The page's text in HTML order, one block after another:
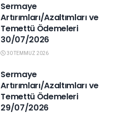
Sermaye
Artırımları/Azaltımları ve
Temettü Ödemeleri
30/07/2026
30 TEMMUZ 2026
Sermaye
Artırımları/Azaltımları ve
Temettü Ödemeleri
29/07/2026